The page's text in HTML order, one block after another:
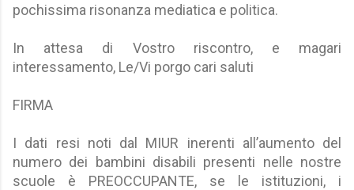
pochissima risonanza mediatica e politica.
In attesa di Vostro riscontro, e magari
interessamento, Le/Vi porgo cari saluti
FIRMA
I dati resi noti dal MIUR inerenti all’aumento del
numero dei bambini disabili presenti nelle nostre
scuole è PREOCCUPANTE, se le istituzioni, i